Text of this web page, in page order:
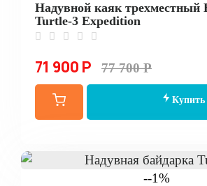
Надувной каяк трехместный
Turtle-3 Expedition
71 900 Р 77 700 Р
Купить
--1%